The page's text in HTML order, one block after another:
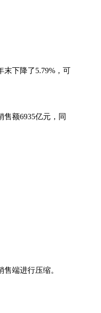
下降了5.79%，可
额6935亿元，同
端进行压缩。